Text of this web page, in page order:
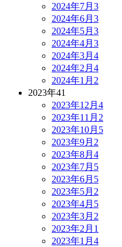
2024年7月 3
2024年6月 3
2024年5月 3
2024年4月 3
2024年3月 4
2024年2月 4
2024年1月 2
2023年41
2023年12月 4
2023年11月 2
2023年10月 5
2023年9月 2
2023年8月 4
2023年7月 5
2023年6月 5
2023年5月 2
2023年4月 5
2023年3月 2
2023年2月 1
2023年1月 4